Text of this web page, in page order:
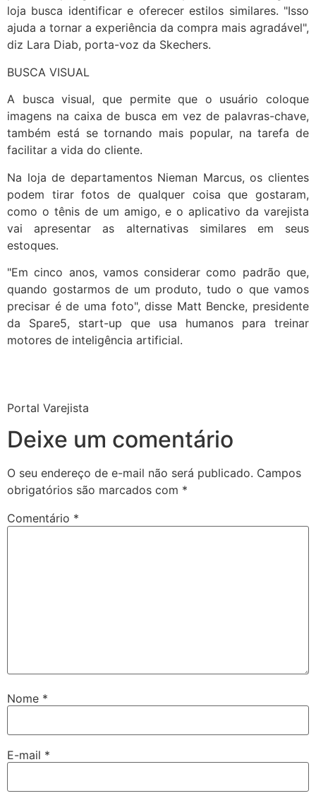
loja busca identificar e oferecer estilos similares. "Isso
ajuda a tornar a experiência da compra mais agradável",
diz Lara Diab, porta-voz da Skechers.
BUSCA VISUAL
A busca visual, que permite que o usuário coloque
imagens na caixa de busca em vez de palavras-chave,
também está se tornando mais popular, na tarefa de
facilitar a vida do cliente.
Na loja de departamentos Nieman Marcus, os clientes
podem tirar fotos de qualquer coisa que gostaram,
como o tênis de um amigo, e o aplicativo da varejista
vai apresentar as alternativas similares em seus
estoques.
"Em cinco anos, vamos considerar como padrão que,
quando gostarmos de um produto, tudo o que vamos
precisar é de uma foto", disse Matt Bencke, presidente
da Spare5, start-up que usa humanos para treinar
motores de inteligência artificial.
Portal Varejista
Deixe um comentário
O seu endereço de e-mail não será publicado. Campos
obrigatórios são marcados com *
Comentário *
Nome *
E-mail *